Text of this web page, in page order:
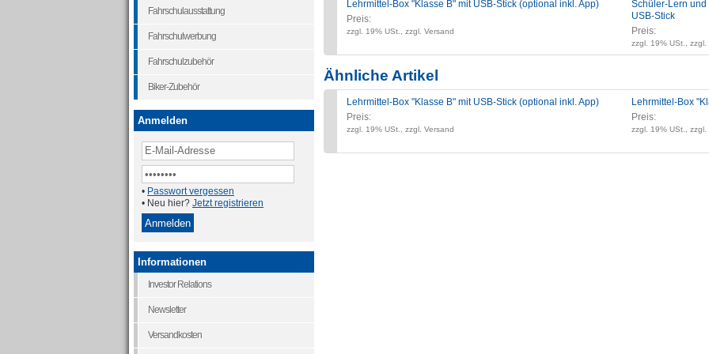
Lehrmittel-Box "Klasse B" mit USB-Stick (optional inkl. App)
Preis:
zzgl. 19% USt., zzgl. Versand
Schüler-Lern und
USB-Stick
Preis:
zzgl. 19% USt., zzgl.
Ähnliche Artikel
Lehrmittel-Box "Klasse B" mit USB-Stick (optional inkl. App)
Preis:
zzgl. 19% USt., zzgl. Versand
Lehrmittel-Box
Preis:
zzgl. 19% USt., zzgl.
Fahrschulausstattung
Fahrschulwerbung
Fahrschulzubehör
Biker-Zubehör
Anmelden
• Passwort vergessen
• Neu hier? Jetzt registrieren
Informationen
Investor Relations
Newsletter
Versandkosten